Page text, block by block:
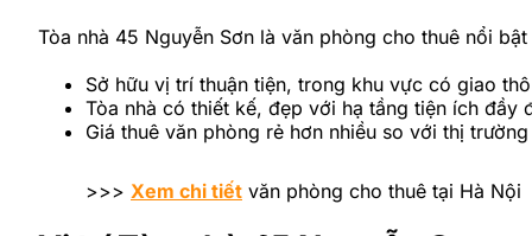
Tòa nhà 45 Nguyễn Sơn là văn phòng cho thuê nổi
Sở hữu vị trí thuận tiện, trong khu vực có giao
Tòa nhà có thiết kế, đẹp với hạ tầng tiện ích đầy
Giá thuê văn phòng rẻ hơn nhiều so với thị trường
>>> Xem chi tiết văn phòng cho thuê tại Hà Nội